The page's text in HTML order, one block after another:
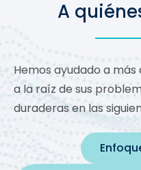
A
Hemos ayudado a
a la raíz de sus
duraderas en las